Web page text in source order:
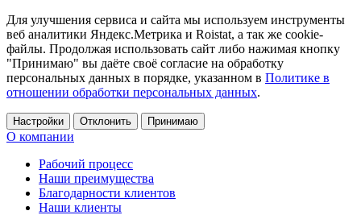
Для улучшения сервиса и сайта мы используем инструменты
веб аналитики Яндекс.Метрика и Roistat, а так же cookie-
файлы. Продолжая использовать сайт либо нажимая кнопку
"Принимаю" вы даёте своё согласие на обработку
персональных данных в порядке, указанном в Политике в
отношении обработки персональных данных.
Настройки Отклонить Принимаю
О компании
Рабочий процесс
Наши преимущества
Благодарности клиентов
Наши клиенты